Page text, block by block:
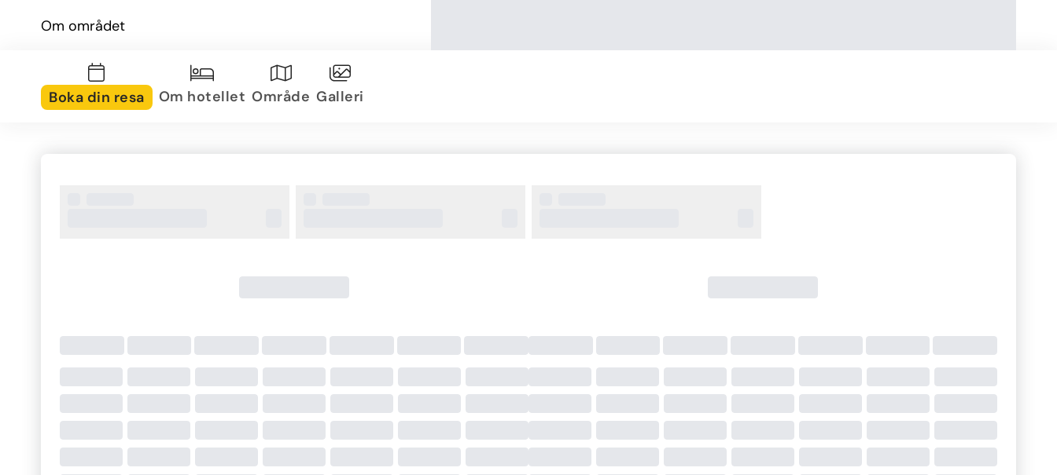
Om området
Halkidiki, omgiven av pinjeskog och med utsikt över det
glittrande Egeiska havet. På kort avstånd finns både
stränder, små byar och möjligheter till utflykter i
regionen.
Gym och wellnesscenter
Boka din resa Om hotellet Område Galleri